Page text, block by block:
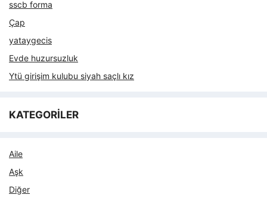
sscb forma
Çap
yataygecis
Evde huzursuzluk
Ytü girişim kulubu siyah saçlı kız
KATEGORİLER
Aile
Aşk
Diğer